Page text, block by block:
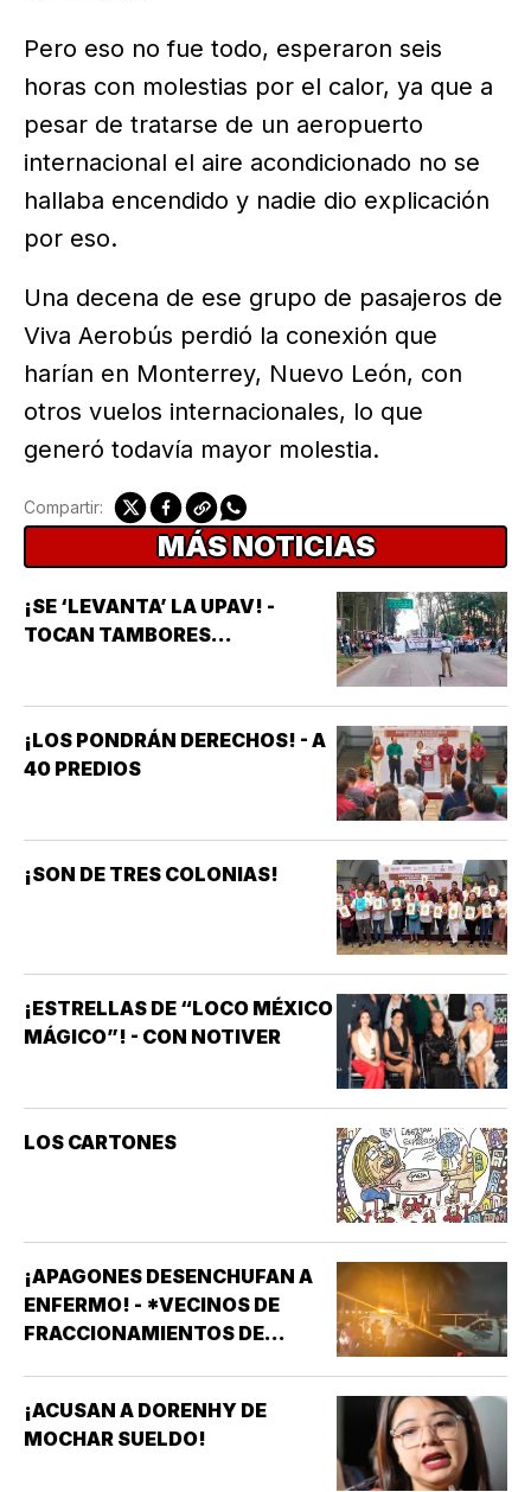
Pero eso no fue todo, esperaron seis
horas con molestias por el calor, ya que a
pesar de tratarse de un aeropuerto
internacional el aire acondicionado no se
hallaba encendido y nadie dio explicación
por eso.
Una decena de ese grupo de pasajeros de
Viva Aerobús perdió la conexión que
harían en Monterrey, Nuevo León, con
otros vuelos internacionales, lo que
generó todavía mayor molestia.
Compartir:
MÁS NOTICIAS
¡SE ‘LEVANTA’ LA UPAV! -
TOCAN TAMBORES...
¡LOS PONDRÁN DERECHOS! - A
40 PREDIOS
¡SON DE TRES COLONIAS!
¡ESTRELLAS DE “LOCO MÉXICO
MÁGICO”! - CON NOTIVER
LOS CARTONES
¡APAGONES DESENCHUFAN A
ENFERMO! - *VECINOS DE
FRACCIONAMIENTOS DE
AFECTAN ELEVADORES,
TRATAMIENTOS MÉDICOS Y
¡ACUSAN A DORENHY DE
MOCHAR SUELDO!